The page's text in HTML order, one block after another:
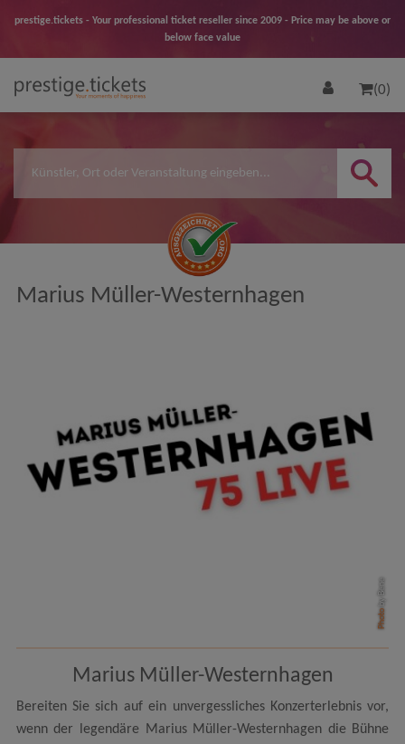
prestige.tickets - Your professional ticket reseller since 2009 - Price may be above or
below face value
(0)
Marius Müller-Westernhagen
Photo
by Bene
Marius Müller-Westernhagen
Bereiten Sie sich auf ein unvergessliches Konzerterlebnis vor,
wenn der legendäre Marius Müller-Westernhagen die Bühne